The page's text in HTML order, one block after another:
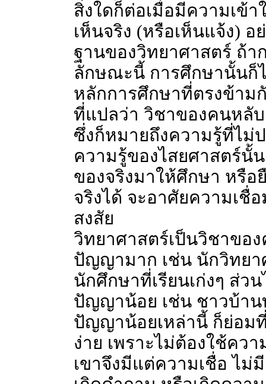
สิ่งใดก็ต่อเมื่อมีความเข้
เห็นจริง (หรือเห็นแจ้ง)
ฐานของวิทยาศาสตร์ ถ้า
ลักษณะนี้ การศึกษานั้นก็
หลักการศึกษาที่ตรงข้าม
ที่แปลว่า วิชาของคนหลั
ซึ่งก็หมายถึงความรู้ที่ไม่
ความรู้ของไสยศาสตร์นั้
ของจริงมาให้ศึกษา หรือ
จริงได้ จะอาศัยความเชื่
สงสัย
วิทยาศาสตร์เป็นวิชาขอ
ปัญญามาก เช่น นักวิทย
นักศึกษาที่เรียนเก่งๆ ส่ว
ปัญญาน้อย เช่น ชาวบ้าน
ปัญญาน้อยเหล่านี้ ก็ย่อม
ง่าย เพราะไม่ต้องใช้คว
เขาจึงมีแต่ความเชื่อ ไม่